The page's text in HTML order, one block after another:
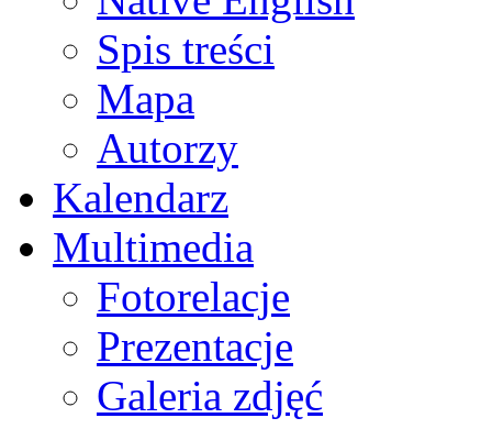
Spis treści
Mapa
Autorzy
Kalendarz
Multimedia
Fotorelacje
Prezentacje
Galeria zdjęć